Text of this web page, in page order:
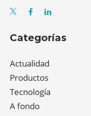
Categorías
Actualidad
Productos
Tecnología
A fondo